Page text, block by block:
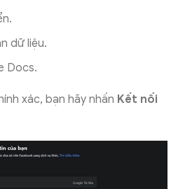
dữ liệu.
Docs.
xác, bạn hãy nhấn Kết nối